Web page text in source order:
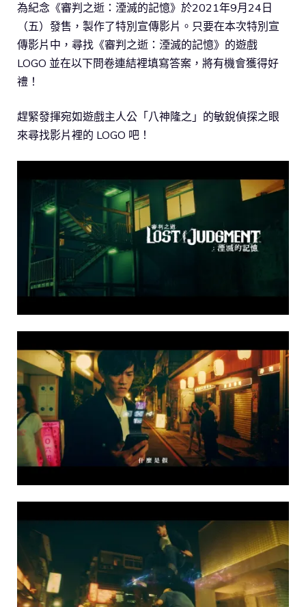
為紀念《審判之逝：湮滅的記憶》於2021年9月24日
（五）發售，製作了特別宣傳影片。只要在本次特別宣
傳影片中，尋找《審判之逝：湮滅的記憶》的遊戲
LOGO 並在以下問卷連結裡填寫答案，將有機會獲得好
禮！
趕緊發揮宛如遊戲主人公「八神隆之」的敏銳偵探之眼
來尋找影片裡的 LOGO 吧！